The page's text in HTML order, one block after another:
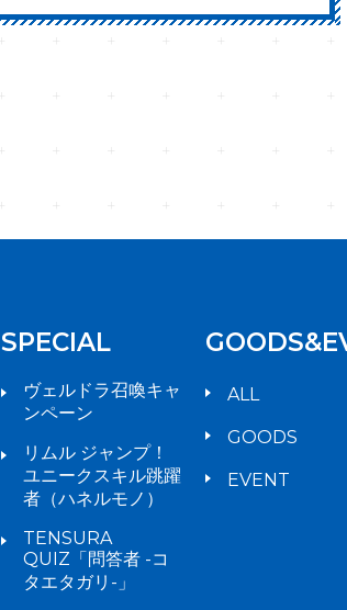
SPECIAL
ヴェルドラ召喚キャ
ンペーン
リムル ジャンプ！
ユニークスキル跳躍
者（ハネルモノ）
TENSURA
QUIZ「問答者 -コ
タエタガリ-」
ALL
GOODS
EVENT